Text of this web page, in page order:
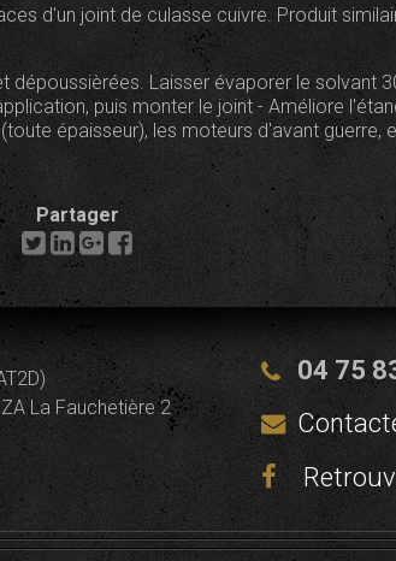
d'un joint de culasse cuivre. Produit
dépoussièrées. Laisser évaporer le solvant
puis monter le joint - Améliore
épaisseur), les moteurs d'avant guerre,
Partager
La Fauchetière 2
04 75